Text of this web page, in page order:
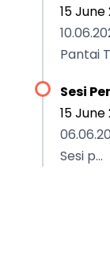
15
Pantai
Sesi
15
Sesi p...